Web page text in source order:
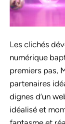
Les clichés
numérique
premiers pas,
partenaires
dignes d’un
idéalisé et